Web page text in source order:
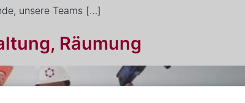
unsere Teams […]
Räumung